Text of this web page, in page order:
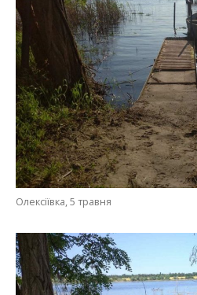
Впродовж доби рівень води в
приблизно на 1 метр